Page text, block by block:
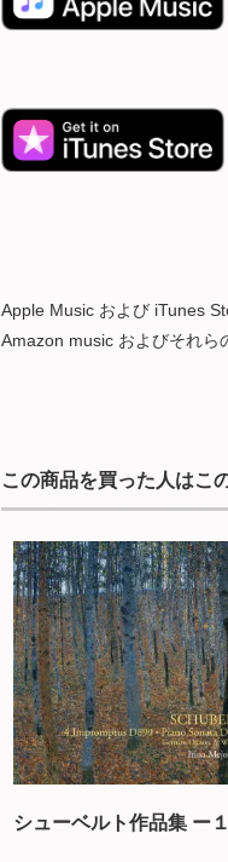
Apple Music および iTunes
Amazon music およびそれら
この商品を買った人はこ
シューベルト作品集 ー